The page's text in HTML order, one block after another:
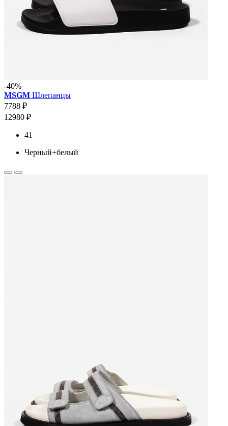
-40%
MSGM Шлепанцы
7788 ₽
12980 ₽
41
Черный+белый